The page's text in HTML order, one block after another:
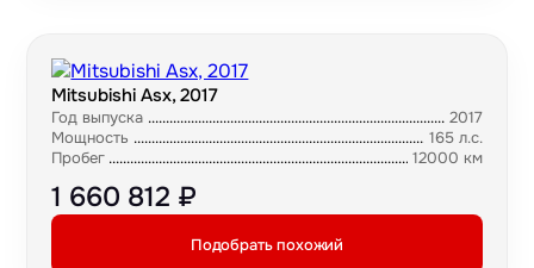
Mitsubishi Asx, 2017
Год выпуска
2017
Мощность
165 л.с.
Пробег
12000 км
1 660 812 ₽
Подобрать похожий